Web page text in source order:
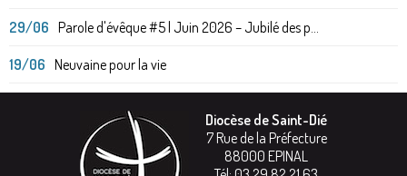
29/06 Parole d'évêque #5 | Juin 2026 – Jubilé des p...
19/06 Neuvaine pour la vie
Diocèse de Saint-Dié
7 Rue de la Préfecture
88000 EPINAL